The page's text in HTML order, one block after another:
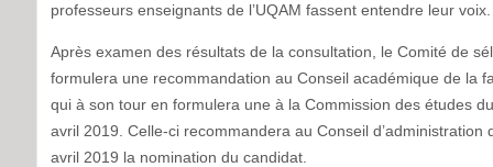
professeurs enseignants de l’UQAM fassent entendre leur voix.
Après examen des résultats de la consultation, le Comité de
formulera une recommandation au Conseil académique de la
qui à son tour en formulera une à la Commission des études
avril 2019. Celle-ci recommandera au Conseil d’administration
avril 2019 la nomination du candidat.